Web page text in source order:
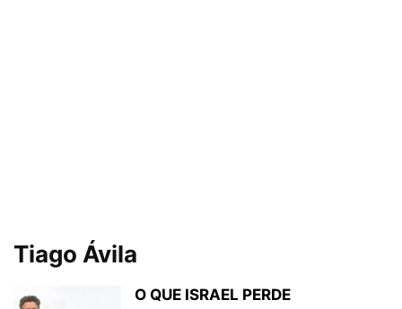
Tiago Ávila
O QUE ISRAEL PERDE